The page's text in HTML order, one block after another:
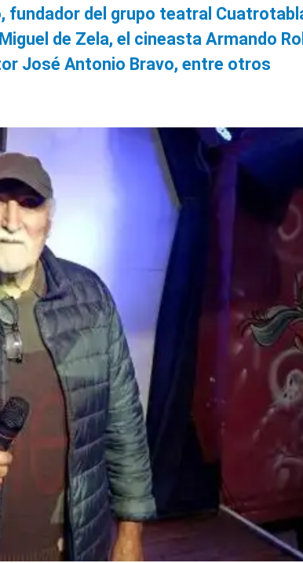
fundador del grupo teatral
de Zela, el cineasta Armando
José Antonio Bravo, entre otros